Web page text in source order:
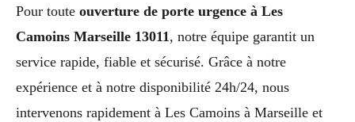
Pour toute ouverture de porte urgence à Les
Camoins Marseille 13011 , notre équipe garantit un
service rapide, fiable et sécurisé. Grâce à notre
expérience et à notre disponibilité 24h/24, nous
intervenons rapidement à Les Camoins à Marseille et